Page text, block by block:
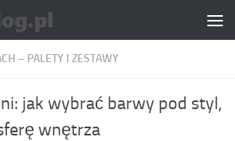
– PALETY I ZESTAWY
jak wybrać barwy pod styl,
wnętrza